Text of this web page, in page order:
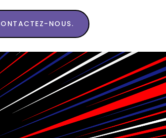
NOUS.